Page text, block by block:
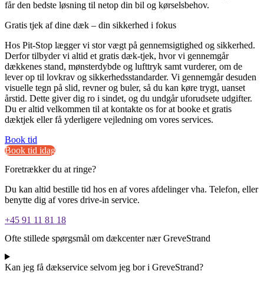
får den bedste løsning til netop din bil og kørselsbehov.
Gratis tjek af dine dæk – din sikkerhed i fokus
Hos Pit-Stop lægger vi stor vægt på gennemsigtighed og sikkerhed.
Derfor tilbyder vi altid et gratis dæk-tjek, hvor vi gennemgår
dækkenes stand, mønsterdybde og lufttryk samt vurderer, om de
lever op til lovkrav og sikkerhedsstandarder. Vi gennemgår desuden
visuelle tegn på slid, revner og buler, så du kan køre trygt, uanset
årstid. Dette giver dig ro i sindet, og du undgår uforudsete udgifter.
Du er altid velkommen til at kontakte os for at booke et gratis
dæktjek eller få yderligere vejledning om vores services.
Book tid
Book tid idag
Foretrækker du at ringe?
Du kan altid bestille tid hos en af vores afdelinger vha. Telefon, eller
benytte dig af vores drive-in service.
+45 91 11 81 18
Ofte stillede spørgsmål om dækcenter nær GreveStrand
Kan jeg få dækservice selvom jeg bor i GreveStrand?